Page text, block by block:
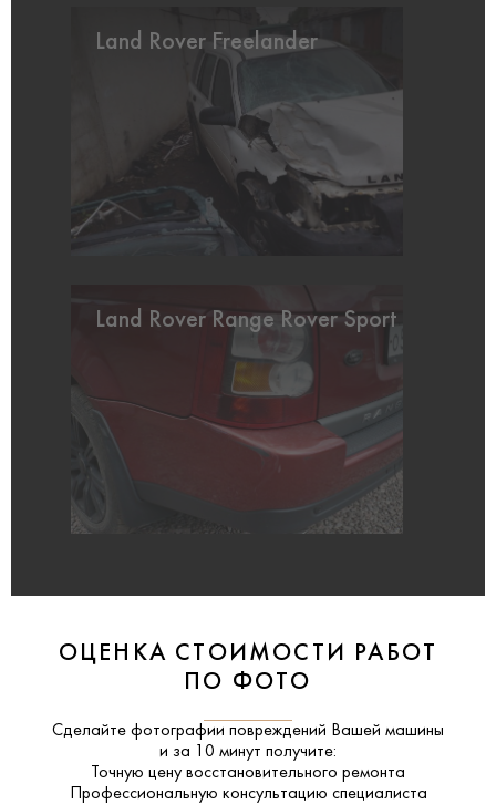
Land Rover Freelander
Land Rover Range Rover Sport
ОЦЕНКА СТОИМОСТИ РАБОТ
ПО ФОТО
Сделайте фотографии повреждений Вашей машины
и за
10 минут получите:
Точную цену восстановительного ремонта
Профессиональную консультацию специалиста